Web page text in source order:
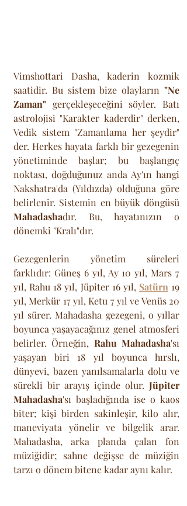
Vimshottari Dasha, kaderin kozmik
saatidir. Bu sistem bize olayların "Ne
Zaman" gerçekleşeceğini söyler. Batı
astrolojisi "Karakter kaderdir" derken,
Vedik sistem "Zamanlama her şeydir"
der. Herkes hayata farklı bir gezegenin
yönetiminde başlar; bu başlangıç
noktası, doğduğunuz anda Ay'ın hangi
Nakshatra'da (Yıldızda) olduğuna göre
Mahadashadır. Bu, hayatınızın o
dönemki "Kralı"dır.
Gezegenlerin yönetim süreleri
farklıdır: Güneş 6 yıl, Ay 10 yıl, Mars 7
yıl, Rahu 18 yıl, Jüpiter 16 yıl, Satürn 19
yıl, Merkür 17 yıl, Ketu 7 yıl ve Venüs 20
yıl sürer. Mahadasha gezegeni, o yıllar
boyunca yaşayacağınız genel atmosferi
belirler. Örneğin, Rahu Mahadasha'sı
yaşayan biri 18 yıl boyunca hırslı,
dünyevi, bazen yanılsamalarla dolu ve
sürekli bir arayış içinde olur. Jüpiter
Mahadasha'sı başladığında ise o kaos
biter; kişi birden sakinleşir, kilo alır,
maneviyata yönelir ve bilgelik arar.
Mahadasha, arka planda çalan fon
müziğidir; sahne değişse de müziğin
tarzı o dönem bitene kadar aynı kalır.